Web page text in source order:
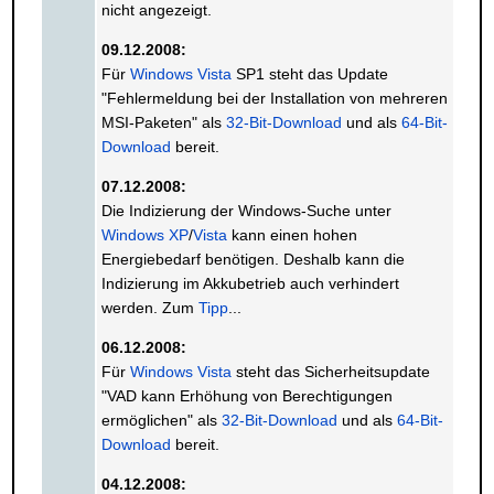
nicht angezeigt.
09.12.2008:
Für Windows Vista SP1 steht das Update
"Fehlermeldung bei der Installation von mehreren
MSI-Paketen" als 32-Bit-Download und als 64-Bit-
Download bereit.
07.12.2008:
Die Indizierung der Windows-Suche unter
Windows XP/Vista kann einen hohen
Energiebedarf benötigen. Deshalb kann die
Indizierung im Akkubetrieb auch verhindert
werden. Zum Tipp...
06.12.2008:
Für Windows Vista steht das Sicherheitsupdate
"VAD kann Erhöhung von Berechtigungen
ermöglichen" als 32-Bit-Download und als 64-Bit-
Download bereit.
04.12.2008: